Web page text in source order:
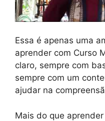
Essa é apenas uma
aprender com Curso
claro, sempre com
sempre com um
ajudar na
Mais do que